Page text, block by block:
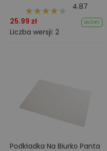
4.87
25.99 zł
do 24h
Liczba wersji: 2
Podkładka Na Biurko Panta